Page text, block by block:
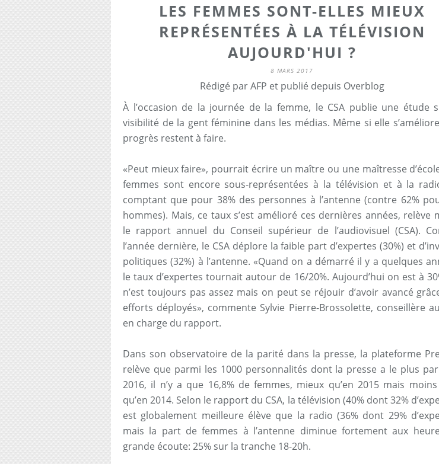
LES FEMMES SONT-ELLES MIEUX
REPRÉSENTÉES À LA TÉLÉVISION
AUJOURD'HUI ?
8 MARS 2017
Rédigé par AFP et publié depuis Overblog
À l’occasion de la journée de la femme, le CSA publie une étude
visibilité de la gent féminine dans les médias. Même si elle
progrès restent à faire.
«Peut mieux faire», pourrait écrire un maître ou une maîtresse
femmes sont encore sous-représentées à la télévision et à la
comptant que pour 38% des personnes à l’antenne (contre 62%
hommes). Mais, ce taux s’est amélioré ces dernières années, relève
le rapport annuel du Conseil supérieur de l’audiovisuel (CSA).
l’année dernière, le CSA déplore la faible part d’expertes (30%) et
politiques (32%) à l’antenne. «Quand on a démarré il y a quelques
le taux d’expertes tournait autour de 16/20%. Aujourd’hui on est à
n’est toujours pas assez mais on peut se réjouir d’avoir avancé
efforts déployés», commente Sylvie Pierre-Brossolette, conseillère
en charge du rapport.
Dans son observatoire de la parité dans la presse, la plateforme
relève que parmi les 1000 personnalités dont la presse a le plus
2016, il n’y a que 16,8% de femmes, mieux qu’en 2015 mais
qu’en 2014. Selon le rapport du CSA, la télévision (40% dont 32%
est globalement meilleure élève que la radio (36% dont 29%
mais la part de femmes à l’antenne diminue fortement aux
grande écoute: 25% sur la tranche 18-20h.